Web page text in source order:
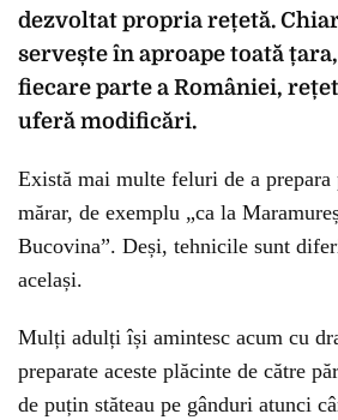
dezvoltat propria rețetă.
servește în aproape toată
fiecare parte a României,
uferă modificări.
Există mai multe feluri de a
mărar, de exemplu „ca la
Bucovina”. Deși, tehnicile sunt
același.
Mulți adulți își amintesc acum cu
preparate aceste plăcinte de către
de puțin stăteau pe gânduri atunci